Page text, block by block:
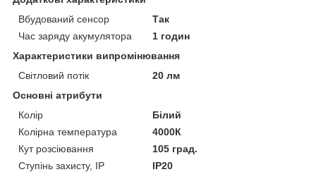
Вбудований сенсор
Так
Час заряду акумулятора
1 годин
Характеристики випромінювання
Світловий потік
20 лм
Основні атрибути
Колір
Білий
Колірна температура
4000К
Кут розсіювання
105 град.
Ступінь захисту, IP
IP20